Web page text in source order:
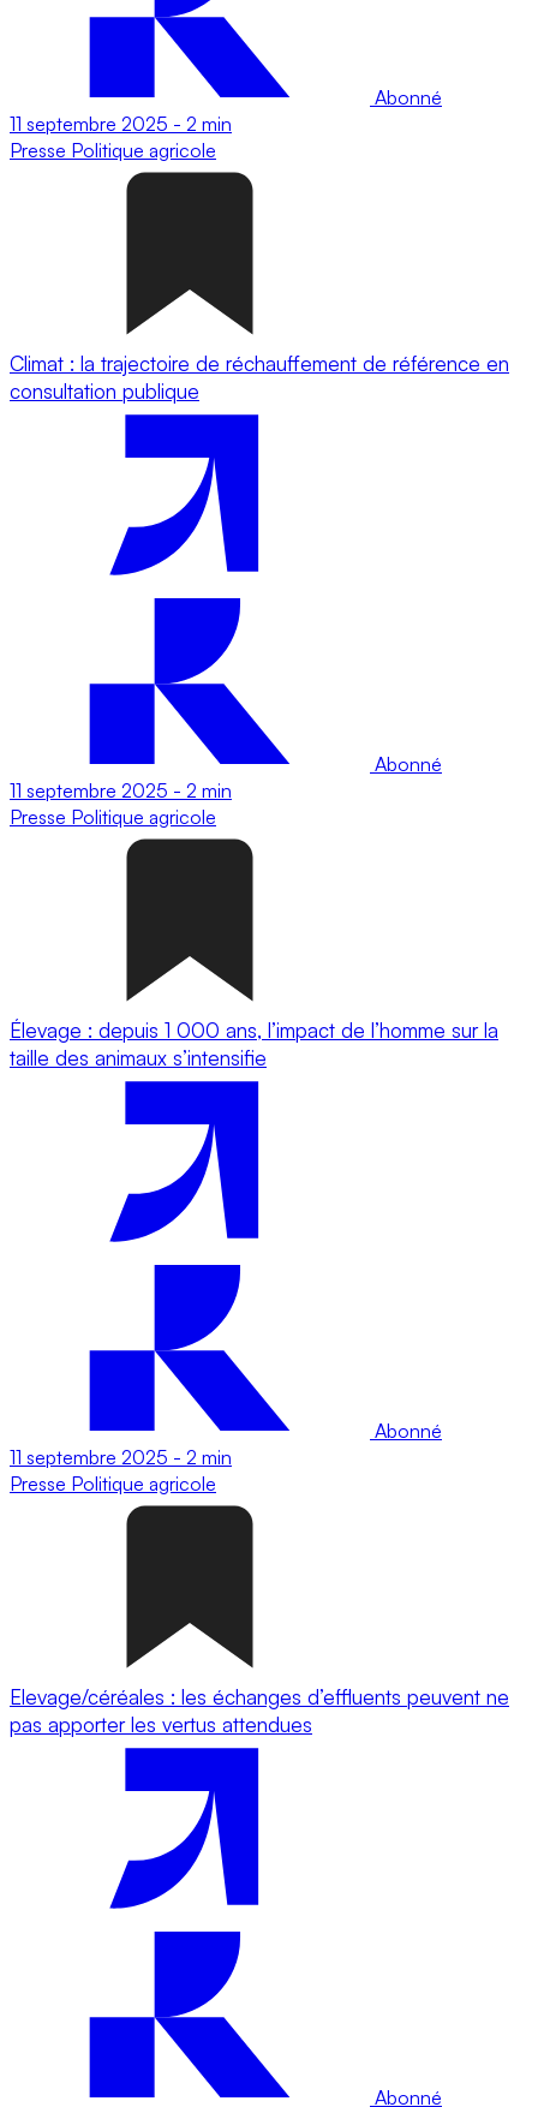
Abonné
11 septembre 2025 - 2 min
Presse Politique agricole
Climat : la trajectoire de réchauffement de référence en
consultation publique
Abonné
11 septembre 2025 - 2 min
Presse Politique agricole
Élevage : depuis 1 000 ans, l’impact de l’homme sur la
taille des animaux s’intensifie
Abonné
11 septembre 2025 - 2 min
Presse Politique agricole
Elevage/céréales : les échanges d’effluents peuvent ne
pas apporter les vertus attendues
Abonné